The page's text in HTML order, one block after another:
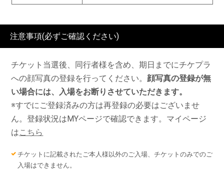
注意事項(必ずご確認ください)
チケット当選後、同行者様を含め、期日までにチケプラ
への顔写真の登録を行ってください。 顔写真の登録が無
い場合には、入場をお断りさせていただきます。
※すでにご登録済みの方は再登録の必要はございませ
ん。登録状況はMYページで確認できます。マイページ
はこちら
チケットに記載されたご本人様以外のご入場、チケットのみでのご
入場はできません。